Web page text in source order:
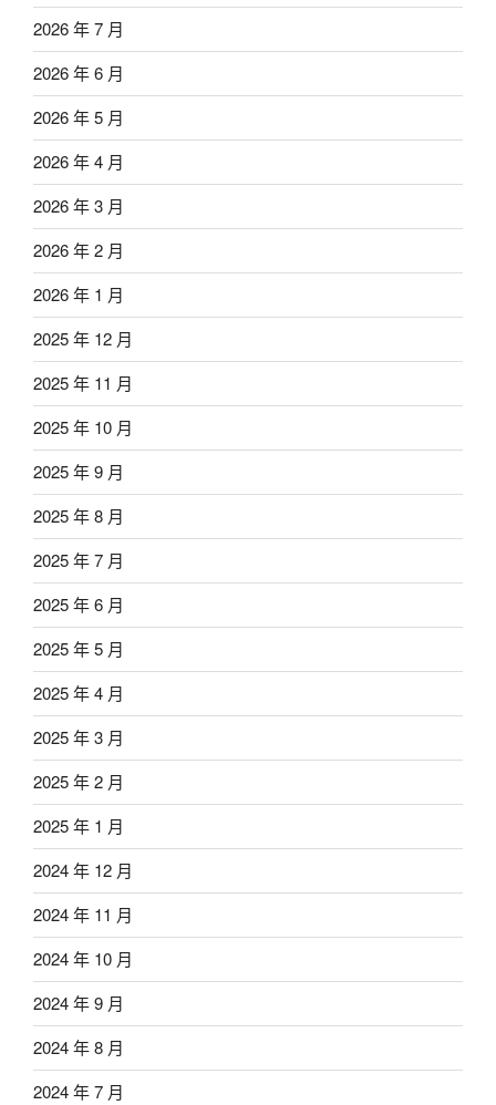
2026 年 7 月
2026 年 6 月
2026 年 5 月
2026 年 4 月
2026 年 3 月
2026 年 2 月
2026 年 1 月
2025 年 12 月
2025 年 11 月
2025 年 10 月
2025 年 9 月
2025 年 8 月
2025 年 7 月
2025 年 6 月
2025 年 5 月
2025 年 4 月
2025 年 3 月
2025 年 2 月
2025 年 1 月
2024 年 12 月
2024 年 11 月
2024 年 10 月
2024 年 9 月
2024 年 8 月
2024 年 7 月